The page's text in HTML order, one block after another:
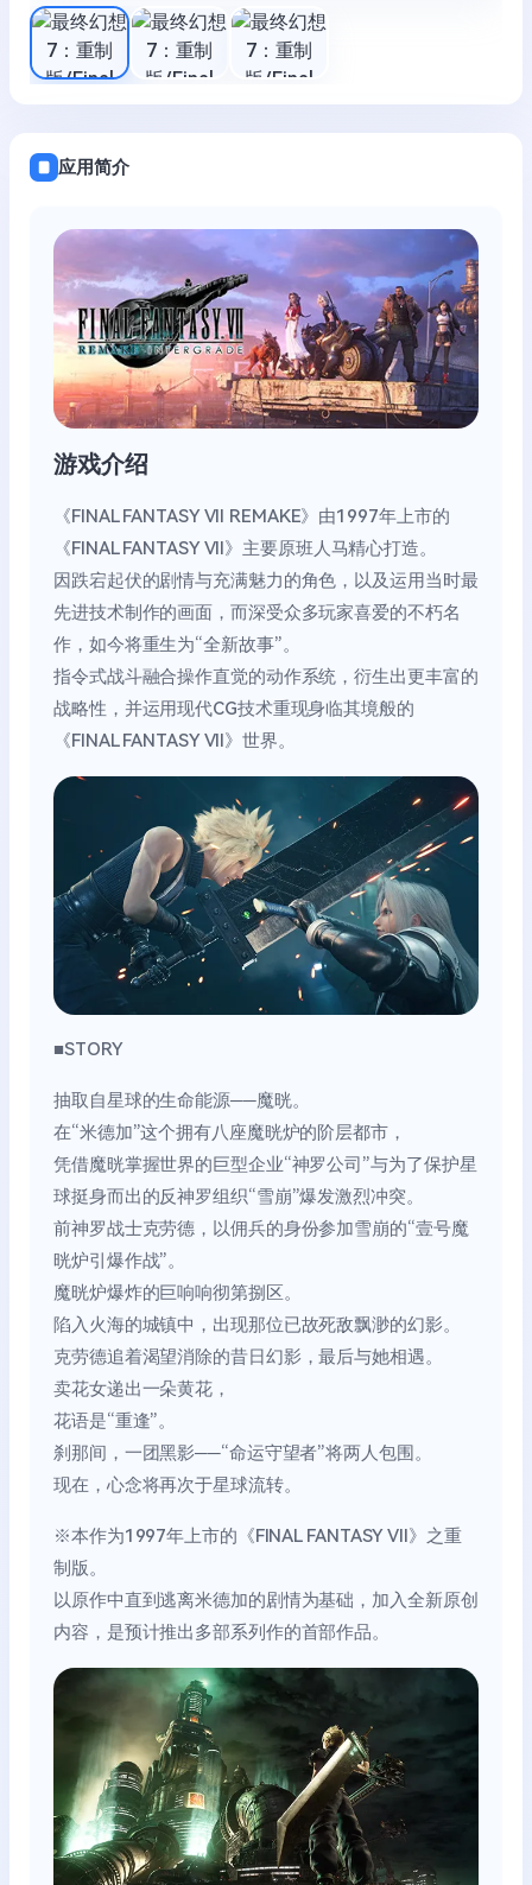
应用简介
游戏介绍
《FINAL FANTASY VII REMAKE》由1997年上市的
《FINAL FANTASY VII》主要原班人马精心打造。
因跌宕起伏的剧情与充满魅力的角色，以及运用当时最
先进技术制作的画面，而深受众多玩家喜爱的不朽名
作，如今将重生为“全新故事”。
指令式战斗融合操作直觉的动作系统，衍生出更丰富的
战略性，并运用现代CG技术重现身临其境般的
《FINAL FANTASY VII》世界。
■STORY
抽取自星球的生命能源──魔晄。
在“米德加”这个拥有八座魔晄炉的阶层都市，
凭借魔晄掌握世界的巨型企业“神罗公司”与为了保护星
球挺身而出的反神罗组织“雪崩”爆发激烈冲突。
前神罗战士克劳德，以佣兵的身份参加雪崩的“壹号魔
晄炉引爆作战”。
魔晄炉爆炸的巨响响彻第捌区。
陷入火海的城镇中，出现那位已故死敌飘渺的幻影。
克劳德追着渴望消除的昔日幻影，最后与她相遇。
卖花女递出一朵黄花，
花语是“重逢”。
刹那间，一团黑影──“命运守望者”将两人包围。
现在，心念将再次于星球流转。
※本作为1997年上市的《FINAL FANTASY VII》之重
制版。
以原作中直到逃离米德加的剧情为基础，加入全新原创
内容，是预计推出多部系列作的首部作品。